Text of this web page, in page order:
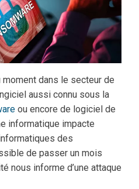
moment dans le secteur de
aussi connu sous la
ou encore de logiciel de
informatique impacte
des
de passer un mois
nous informe d’une attaque